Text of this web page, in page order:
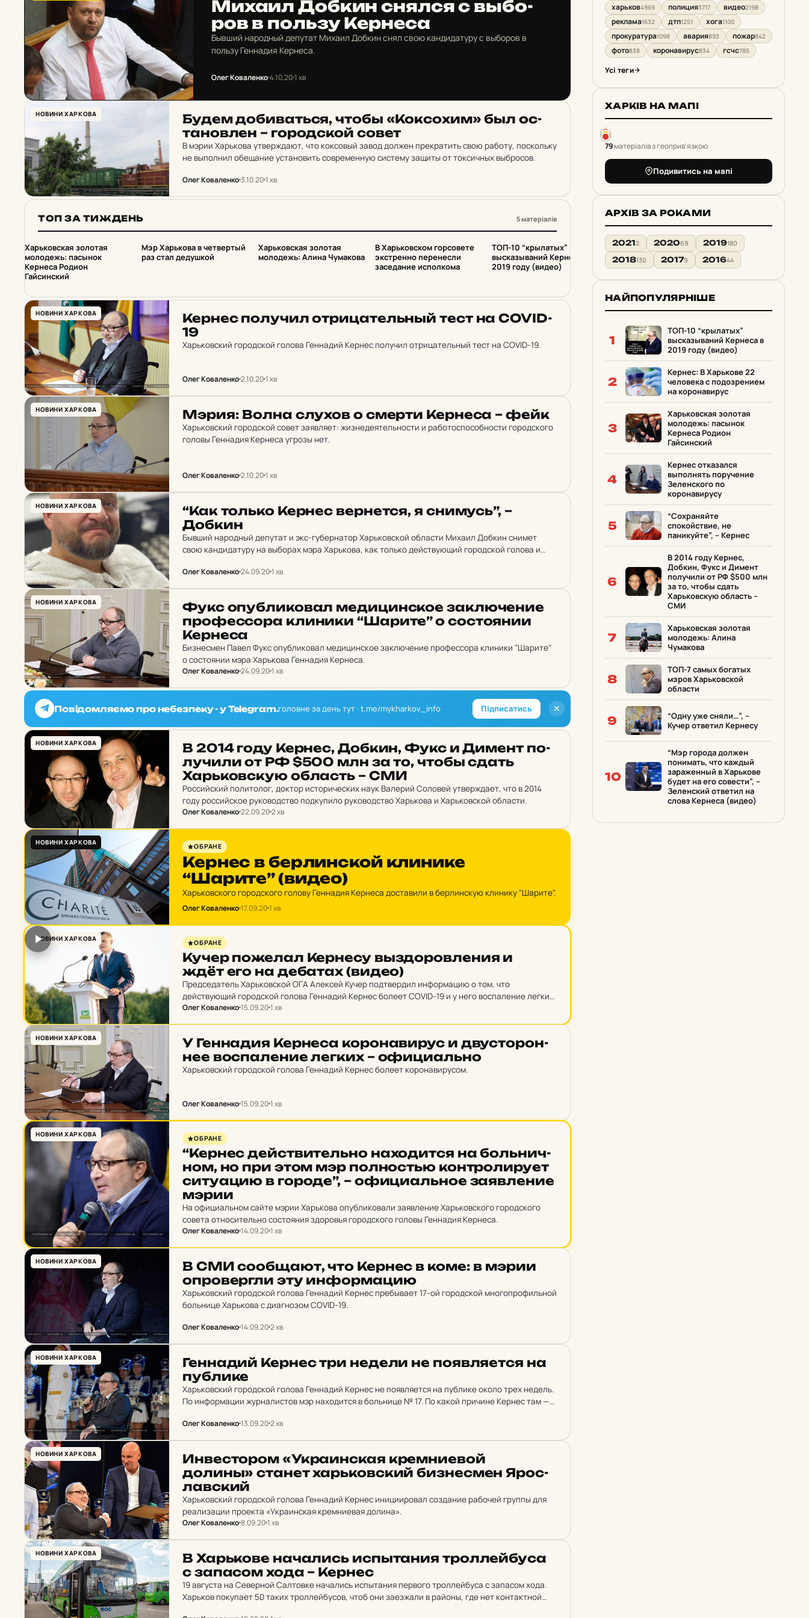
Михаил Добкин снялся с выбо­
ров в пользу Кер­не­са
Бывший народный депутат Михаил Добкин снял свою кандидатуру с выборов в
пользу Геннадия Кернеса.
Олег Коваленко4.10.201 хв
НОВИНИ ХАРКОВА
Будем до­би­вать­ся, чтобы «Кок­со­хим» был ос­
та­нов­лен – го­род­ской совет
В мэрии Харькова утверждают, что коксовый завод должен прекратить свою работу, поскольку
не выполнил обещание установить современную систему защиты от токсичных выбросов.
Олег Коваленко3.10.201 хв
ТОП ЗА ТИЖДЕНЬ 5 матеріалів
1
Харьковская золотая
молодежь: пасынок
Кернеса Родион
Гайсинский
2
Мэр Харькова в четвертый
раз стал дедушкой
3
Харьковская золотая
молодежь: Алина Чумакова
4
В Харьковском горсовете
экстренно перенесли
заседание исполкома
5
ТОП-10 “крылатых”
высказываний Кернеса в
2019 году (видео)
НОВИНИ ХАРКОВА
Кернес по­лу­чил от­ри­ца­тельный тест на COVID-
19
Харьковский городской голова Геннадий Кернес получил отрицательный тест на COVID-19.
Олег Коваленко2.10.201 хв
НОВИНИ ХАРКОВА Мэрия: Волна слухов о смерти Кер­не­са – фейк
Харьковский городской совет заявляет: жизнедеятельности и работоспособности городского
головы Геннадия Кернеса угрозы нет.
Олег Коваленко2.10.201 хв
НОВИНИ ХАРКОВА
“Как только Кернес вер­нет­ся, я сни­мусь”, –
Добкин
Бывший народный депутат и экс-губернатор Харьковской области Михаил Добкин снимет
свою кандидатуру на выборах мэра Харькова, как только действующий городской голова и
Олег Коваленко24.09.201 хв
НОВИНИ ХАРКОВА
Фукс опуб­ли­ко­вал ме­ди­цин­ское зак­лю­че­ние
про­фес­со­ра кли­ни­ки “Шарите” о сос­то­я­нии
Кер­не­са
Бизнесмен Павел Фукс опубликовал медицинское заключение профессора клиники "Шарите"
о состоянии мэра Харькова Геннадия Кернеса.
Олег Коваленко24.09.201 хв
✕
Повідомляємо про небезпеку - у Telegram.головне за день тут · t.me/mykharkov_info Підписатись
НОВИНИ ХАРКОВА
В 2014 году Кернес, Добкин, Фукс и Димент по­
лу­чи­ли от РФ $500 млн за то, чтобы сдать
Харь­ков­скую об­ласть – СМИ
Российский политолог, доктор исторических наук Валерий Соловей утверждает, что в 2014
году российское руководство подкупило руководство Харькова и Харьковской области.
Олег Коваленко22.09.202 хв
НОВИНИ ХАРКОВА ОБРАНЕ
Кернес в бер­лин­ской кли­ни­ке
“Шарите” (видео)
Харьковского городского голову Геннадия Кернеса доставили в берлинскую клинику "Шарите".
Олег Коваленко17.09.201 хв
НОВИНИ ХАРКОВА ОБРАНЕ
Кучер по­же­лал Кер­не­су выздо­ров­ле­ния и
ждёт его на де­ба­тах (видео)
Председатель Харьковской ОГА Алексей Кучер подтвердил информацию о том, что
действующий городской голова Геннадий Кернес болеет COVID-19 и у него воспаление легких.
В то же время он опроверг слухи о…
Олег Коваленко15.09.201 хв
НОВИНИ ХАРКОВА
У Ген­на­дия Кер­не­са ко­ро­на­ви­рус и двус­то­рон­
нее вос­па­ле­ние легких – офи­ци­аль­но
Харьковский городской голова Геннадий Кернес болеет коронавирусом.
Олег Коваленко15.09.201 хв
НОВИНИ ХАРКОВА ОБРАНЕ
“Кернес дей­стви­тель­но на­хо­дит­ся на боль­нич­
ном, но при этом мэр пол­нос­тью кон­тро­ли­ру­ет
си­ту­а­цию в городе”, – офи­ци­аль­ное за­яв­ле­ние
мэрии
На официальном сайте мэрии Харькова опубликовали заявление Харьковского городского
совета относительно состояния здоровья городского головы Геннадия Кернеса.
Олег Коваленко14.09.201 хв
НОВИНИ ХАРКОВА
В СМИ со­об­ща­ют, что Кернес в коме: в мэрии
оп­ро­вер­гли эту ин­фор­ма­цию
Харьковский городской голова Геннадий Кернес пребывает 17-ой городской многопрофильной
больнице Харькова с диагнозом COVID-19.
Олег Коваленко14.09.202 хв
НОВИНИ ХАРКОВА
Ген­на­дий Кернес три недели не по­яв­ля­ет­ся на
пуб­ли­ке
Харьковский городской голова Геннадий Кернес не появляется на публике около трех недель.
По информации журналистов мэр находится в больнице № 17. По какой причине Кернес там —
Олег Коваленко13.09.202 хв
НОВИНИ ХАРКОВА
Ин­вес­то­ром «Ук­ра­ин­ская крем­ни­е­вой
долины» станет харь­ков­ский биз­нес­мен Ярос­
лав­ский
Харьковский городской голова Геннадий Кернес инициировал создание рабочей группы для
реализации проекта «Украинская кремниевая долина».
Олег Коваленко8.09.201 хв
НОВИНИ ХАРКОВА
В Харь­ко­ве на­ча­лись ис­пыта­ния трол­лей­бу­са
с за­па­сом хода – Кернес
19 августа на Северной Салтовке начались испытания первого троллейбуса с запасом хода.
Харьков покупает 50 таких троллейбусов, чтоб они заезжали в районы, где нет контактной
харьков4969 полиция3717 видео2198
реклама1632 дтп1251 хога1100
прокуратура1098 авария893 пожар842
фото838 коронавирус834 гсчс785
Усі теги
ХАРКІВ НА МАПІ
79матеріалів з геоприв'язкою
Подивитись на мапі
АРХІВ ЗА РОКАМИ
20212 202069 2019180
2018130 20179 201644
НАЙПОПУЛЯРНІШЕ
1
ТОП-10 “крылатых”
высказываний Кернеса в
2019 году (видео)
2
Кернес: В Харькове 22
человека с подозрением
на коронавирус
3
Харьковская золотая
молодежь: пасынок
Кернеса Родион
Гайсинский
4
Кернес отказался
выполнять поручение
Зеленского по
коронавирусу
5
“Сохраняйте
спокойствие, не
паникуйте”, – Кернес
6
В 2014 году Кернес,
Добкин, Фукс и Димент
получили от РФ $500 млн
за то, чтобы сдать
Харьковскую область –
СМИ
7
Харьковская золотая
молодежь: Алина
Чумакова
8
ТОП-7 самых богатых
мэров Харьковской
области
9
“Одну уже сняли…”, –
Кучер ответил Кернесу
10
“Мэр города должен
понимать, что каждый
зараженный в Харькове
будет на его совести”, –
Зеленский ответил на
слова Кернеса (видео)